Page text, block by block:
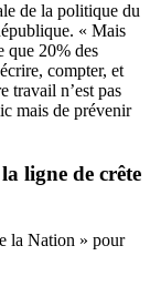
de la politique du
« Mais
que 20% des
compter, et
travail n’est pas
mais de prévenir
ligne de crête
la Nation » pour